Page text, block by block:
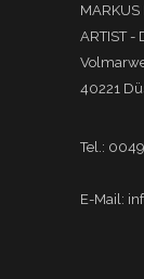
MARKUS
ARTIST -
40221
Tel.:
E-Mail: